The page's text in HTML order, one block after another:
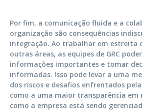
Por fim, a comunicação fluida e a
organização são consequências
integração. Ao trabalhar em estreita
outras áreas, as equipes de GRC
informações importantes e tomar
informadas. Isso pode levar a uma
dos riscos e desafios enfrentados
como a uma maior transparência em
como a empresa está sendo